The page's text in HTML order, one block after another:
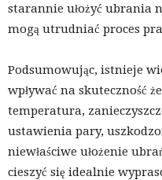
starannie ułożyć ubrania
mogą utrudniać proces
Podsumowując, istnieje
wpływać na skuteczność
temperatura,
ustawienia pary,
niewłaściwe ułożenie
cieszyć się idealnie